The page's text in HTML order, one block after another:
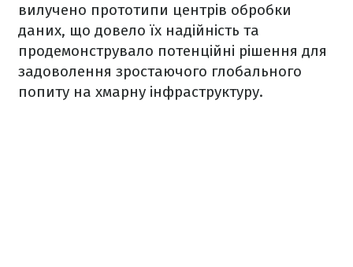
вилучено прототипи центрів обробки
даних, що довело їх надійність та
продемонструвало потенційні рішення для
задоволення зростаючого глобального
попиту на хмарну інфраструктуру.